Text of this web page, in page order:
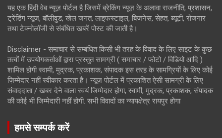
यह एक हिंदी वेब न्यूज़ पोर्टल है जिसमें ब्रेकिंग न्यूज़ के अलावा राजनीति, प्रशासन,
ट्रेंडिंग न्यूज, बॉलीवुड, खेल जगत, लाइफस्टाइल, बिजनेस, सेहत, ब्यूटी, रोजगार
तथा टेक्नोलॉजी से संबंधित खबरें पोस्ट की जाती है।
Disclaimer - समाचार से सम्बंधित किसी भी तरह के विवाद के लिए साइट के कुछ
तत्वों में उपयोगकर्ताओं द्वारा प्रस्तुत सामग्री ( समाचार / फोटो / विडियो आदि )
शामिल होगी स्वामी, मुद्रक, प्रकाशक, संपादक इस तरह के सामग्रियों के लिए कोई
ज़िम्मेदार नहीं स्वीकार करता है। न्यूज़ पोर्टल में प्रकाशित ऐसी सामग्री के लिए
संवाददाता / खबर देने वाला स्वयं जिम्मेदार होगा, स्वामी, मुद्रक, प्रकाशक, संपादक
की कोई भी जिम्मेदारी नहीं होगी. सभी विवादों का न्यायक्षेत्र रायपुर होगा
हमसे सम्पर्क करें